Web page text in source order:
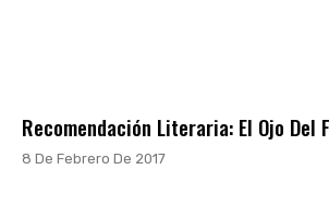
Recomendación Literaria: El Ojo Del
8 De Febrero De 2017